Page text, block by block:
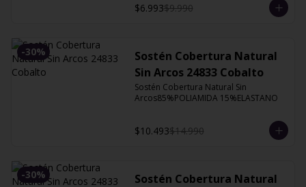
$6.993$9.990
-30%
Sostén Cobertura Natural
Sin Arcos 24833 Cobalto
Sostén Cobertura Natural Sin
Arcos85%POLIAMIDA 15%ELASTANO
$10.493$14.990
-30%
Sostén Cobertura Natural